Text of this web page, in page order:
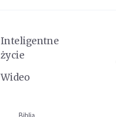
Inteligentne
życie
Wideo